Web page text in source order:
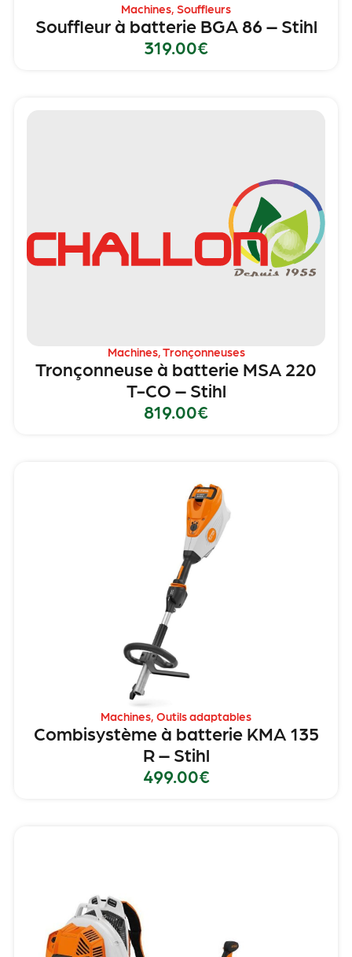
Machines, Souffleurs
Souffleur à batterie BGA 86 – Stihl
319.00€
Machines,Tronçonneuses
Tronçonneuse à batterie MSA 220
T-CO – Stihl
819.00€
Machines, Outils adaptables
Combisystème à batterie KMA 135
R – Stihl
499.00€